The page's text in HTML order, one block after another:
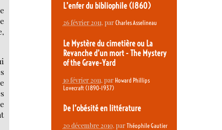
L’enfer du bibliophile (1860)
26 février 2011, par Charles Asselineau
Le Mystère du cimetière ou La
Revanche d’un mort - The Mystery
of the Grave-Yard
10 février 2011, par Howard Phillips
Lovecraft (1890-1937)
De l’obésité en littérature
20 décembre 2010, par Théophile Gautier